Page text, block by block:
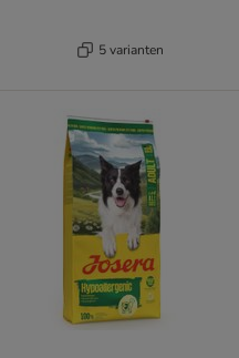
5 varianten